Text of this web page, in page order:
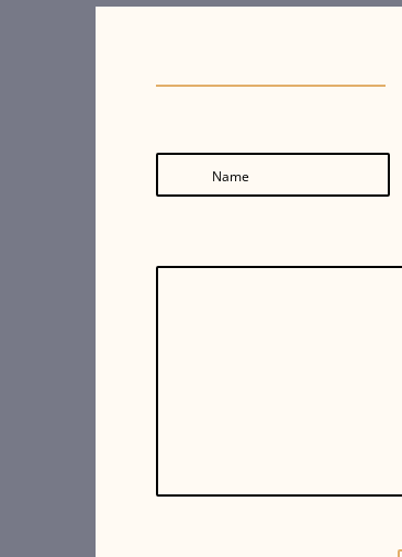
Name